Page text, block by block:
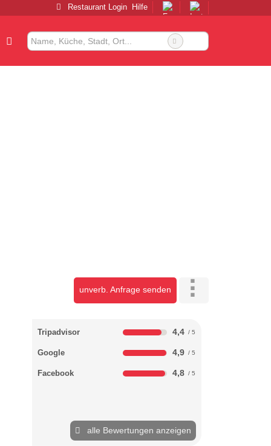
Restaurant Login Hilfe
unverb. Anfrage senden
Tripadvisor 4,4
Google 4,9
Facebook 4,8
alle Bewertungen anzeigen